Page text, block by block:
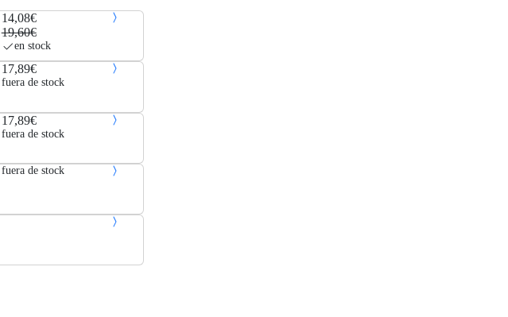
14,08€
19,60€
en stock
17,89€
fuera de stock
17,89€
fuera de stock
fuera de stock